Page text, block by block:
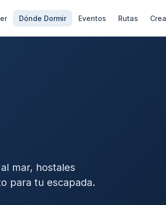
Dónde Dormir Eventos Rutas
mar, hostales
para tu escapada.